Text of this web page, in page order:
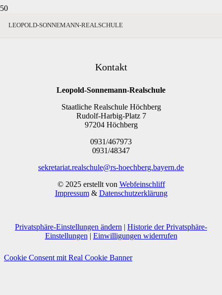
LEOPOLD-SONNEMANN-REALSCHULE
Kontakt
Leopold-Sonnemann-Realschule
Staatliche Realschule Höchberg
Rudolf-Harbig-Platz 7
97204 Höchberg
0931/467973
0931/48347
sekretariat.realschule@rs-hoechberg.bayern.de
© 2025 erstellt von Webfeinschliff
Impressum& Datenschutzerklärung
Privatsphäre-Einstellungen ändern | Historie der Privatsphäre-
Einstellungen | Einwilligungen widerrufen
Cookie Consent mit Real Cookie Banner